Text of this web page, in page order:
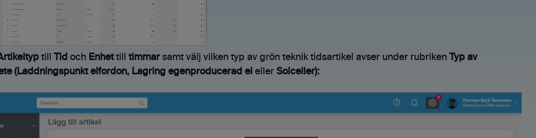
till Tid och Enhettill timmarsamt välj vilken typ av grön teknik tidsartikel avser under rubriken
Typ av
(Laddningspunkt elfordon, Lagring egenproducerad el ellerSolceller):